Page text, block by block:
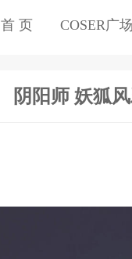
首 页 COSER广
阴阳师 妖狐